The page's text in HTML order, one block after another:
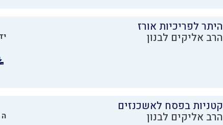
היתר לפריכיות אורז
הרב אליקים לבנון
קטניות בפסח לאשכנזים
הרב אליקים לבנון ה